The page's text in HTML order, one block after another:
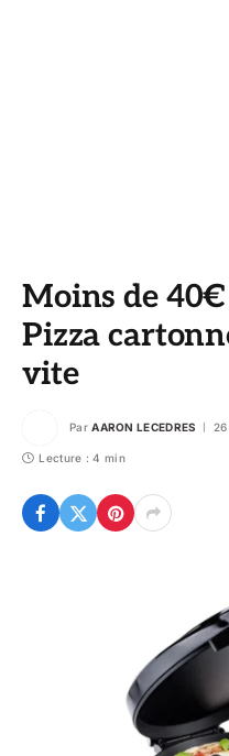
Moins de 40€
Pizza
vite
Par AARON LECEDRES
Lecture : 4 min